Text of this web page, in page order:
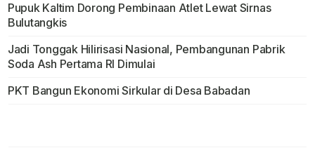
Pupuk Kaltim Dorong Pembinaan Atlet Lewat Sirnas
Bulutangkis
Jadi Tonggak Hilirisasi Nasional, Pembangunan Pabrik
Soda Ash Pertama RI Dimulai
PKT Bangun Ekonomi Sirkular di Desa Babadan